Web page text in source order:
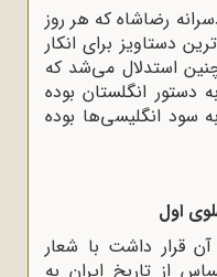
رضاشاه که هر روز
دستاویز برای انکار
استدلال می‌شد که
دستور انگلستان بوده
سود انگلیسی‌ها بوده
اول
قرار داشت با شعار
از تاریخ ایران به